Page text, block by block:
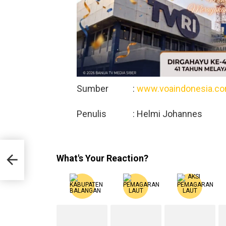
Sumber :
Penulis : Helmi Johannes
What's Your Reaction?